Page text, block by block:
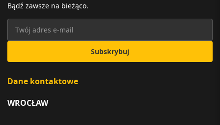
Bądź zawsze na bieżąco.
Subskrybuj
Dane kontaktowe
WROCŁAW